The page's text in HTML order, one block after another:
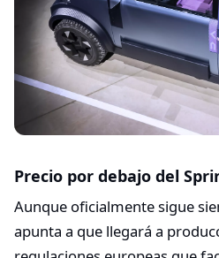
Precio por debajo del
Aunque oficialmente sigue
apunta a que llegará a